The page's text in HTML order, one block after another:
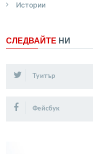
Истории
СЛЕДВАЙТЕ НИ
Туитър
Фейсбук